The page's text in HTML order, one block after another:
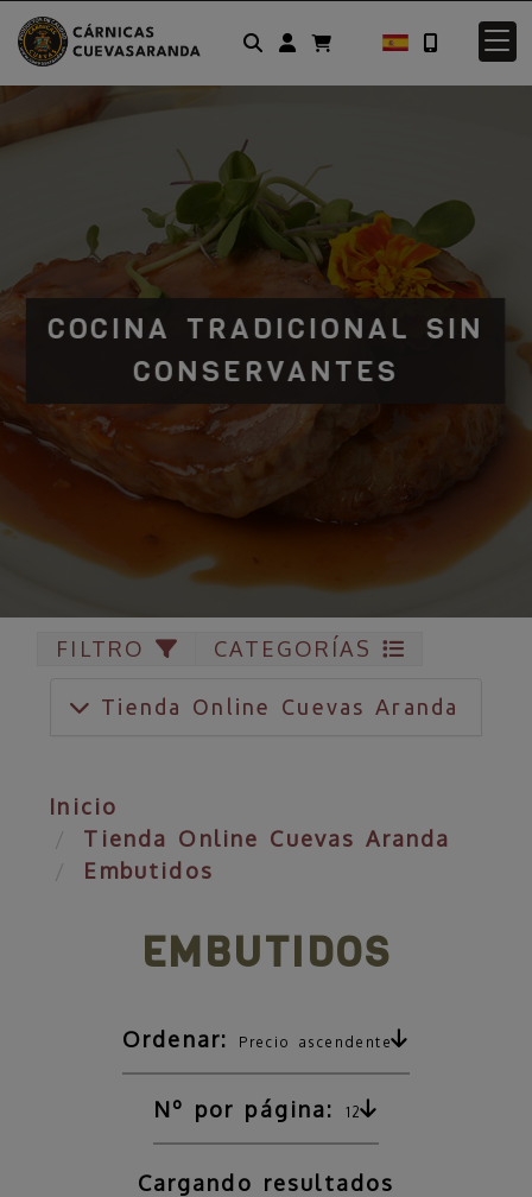
Identifícate
COCINA TRADICIONAL SIN
CONSERVANTES
FILTRO CATEGORÍAS
Tienda Online Cuevas Aranda
Inicio
Tienda Online Cuevas Aranda
Embutidos
EMBUTIDOS
Ordenar: Precio ascendente
Nº por página: 12
Cargando resultados